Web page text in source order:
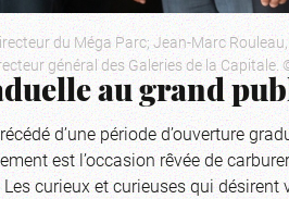
du Méga Parc; Jean-Marc
général des Galeries de la Capitale.
au grand
d’une période d’ouverture
est l’occasion rêvée de
curieux et curieuses qui